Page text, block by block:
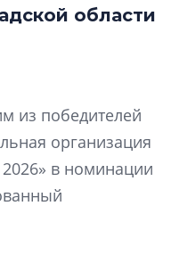
области
из победителей
организация
в номинации